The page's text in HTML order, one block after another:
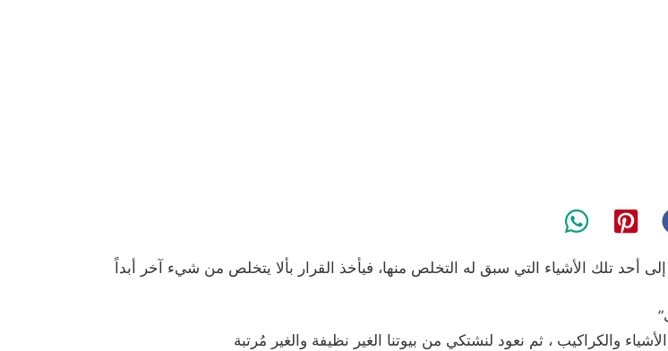
تلك الأشياء التي سبق له التخلص منها، فيأخذ القرار بألا يتخلص من شيء آخر أبداً
والكراكيب ، ثم نعود لنشتكي من بيوتنا الغير نظيفة والغير مُرتبة